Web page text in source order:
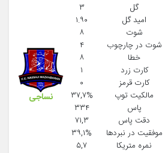
گل
امید گل
شوت
شوت در چارچوب
خطا
کارت زرد
کارت قرمز
مالکیت توپ
پاس
دقت پاس
موفقيت در نبردها
نمره متریکا
۳
۱.۹۰
۸
۴
۸
۱
۰
۳۷,۷%
۳۳۴
۷۱,۳
۳۹,۱%
۵,۷
نساجی